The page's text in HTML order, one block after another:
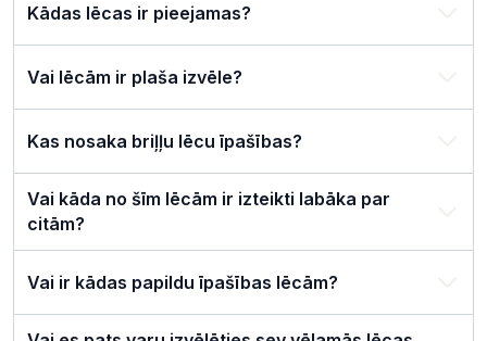
Kādas lēcas ir pieejamas?
Vai lēcām ir plaša izvēle?
Kas nosaka briļļu lēcu īpašības?
Vai kāda no šīm lēcām ir izteikti labāka par
citām?
Vai ir kādas papildu īpašības lēcām?